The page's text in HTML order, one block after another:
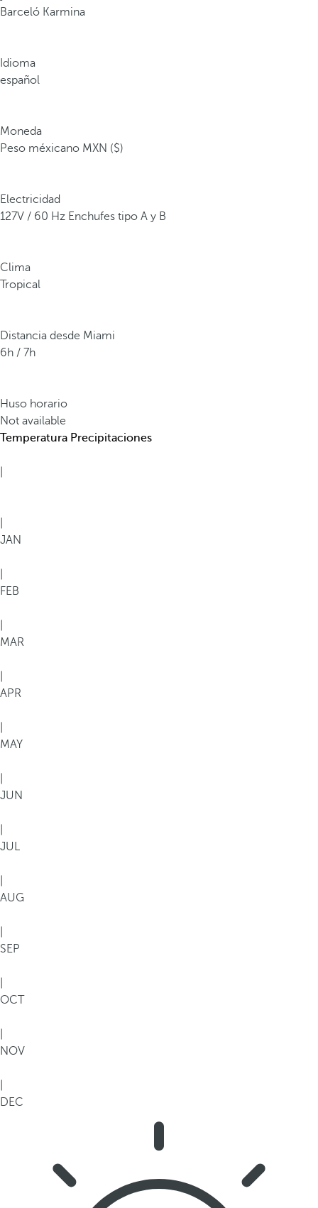
Barceló Karmina
Idioma
español
Moneda
Peso méxicano MXN ($)
Electricidad
127V / 60 Hz Enchufes tipo A y B
Clima
Tropical
Distancia desde Miami
6h / 7h
Huso horario
Not available
Temperatura Precipitaciones
JAN
FEB
MAR
APR
MAY
JUN
JUL
AUG
SEP
OCT
NOV
DEC